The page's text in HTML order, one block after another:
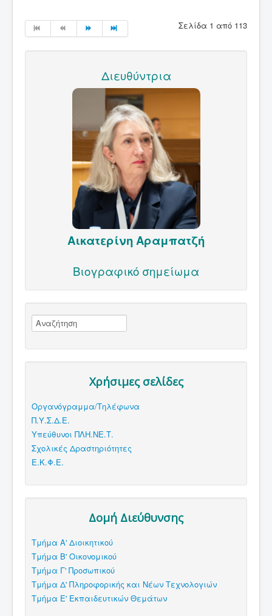
Σελίδα 1 από 113
Διευθύντρια
Αικατερίνη Αραμπατζή
Βιογραφικό σημείωμα
Χρήσιμες σελίδες
Οργανόγραμμα/Τηλέφωνα
Π.Υ.Σ.Δ.Ε.
Υπεύθυνοι ΠΛΗ.ΝΕ.Τ.
Σχολικές Δραστηριότητες
Ε.Κ.Φ.Ε.
Δομή Διεύθυνσης
Τμήμα Α' Διοικητικού
Τμήμα Β' Οικονομικού
Τμήμα Γ' Προσωπικού
Τμήμα Δ' Πληροφορικής και Νέων Τεχνολογιών
Τμήμα Ε' Εκπαιδευτικών Θεμάτων